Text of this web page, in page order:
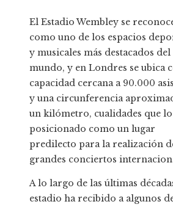
El Estadio Wembley se
como uno de los espacios
y musicales más destacados del
mundo, y en Londres se ubica
capacidad cercana a 90.000
y una circunferencia
un kilómetro, cualidades que
posicionado como un lugar
predilecto para la realización
grandes conciertos
A lo largo de las últimas
estadio ha recibido a algunos